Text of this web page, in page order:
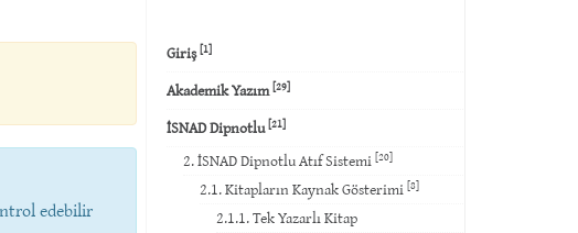
edebilir
Giriş[1]
Akademik Yazım[29]
İSNAD Dipnotlu[21]
2. İSNAD Dipnotlu Atıf Sistemi [20]
2.1. Kitapların Kaynak Gösterimi [8]
2.1.1. Tek Yazarlı Kitap